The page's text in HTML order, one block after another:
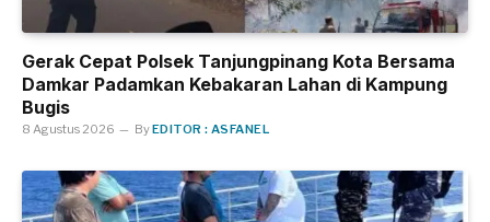
Gerak Cepat Polsek Tanjungpinang Kota Bersama
Damkar Padamkan Kebakaran Lahan di Kampung
Bugis
8 Agustus 2026 ByEDITOR : ASFANEL